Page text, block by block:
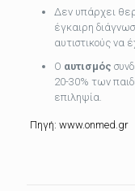
Δεν υπάρχει
έγκαιρη
αυτιστικούς να
Ο αυτισμός
20-30% των
επιληψία.
Πηγή: www.onmed.gr